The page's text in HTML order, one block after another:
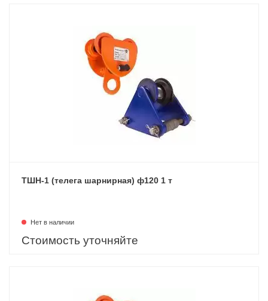
ТШН-1 (телега шарнирная) ф120 1 т
Нет в наличии
Стоимость уточняйте